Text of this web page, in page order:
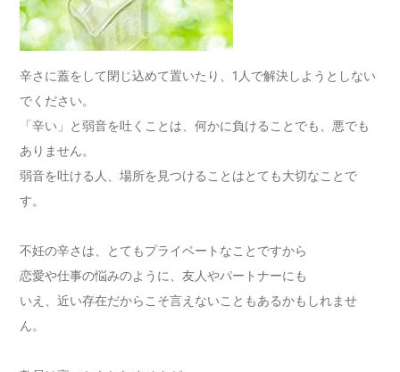
辛さに蓋をして閉じ込めて置いたり、1人で解決しようとしない
でください。
「辛い」と弱音を吐くことは、何かに負けることでも、悪でも
ありません。
弱音を吐ける人、場所を見つけることはとても大切なことで
す。
不妊の辛さは、とてもプライベートなことですから
恋愛や仕事の悩みのように、友人やパートナーにも
いえ、近い存在だからこそ言えないこともあるかもしれませ
ん。